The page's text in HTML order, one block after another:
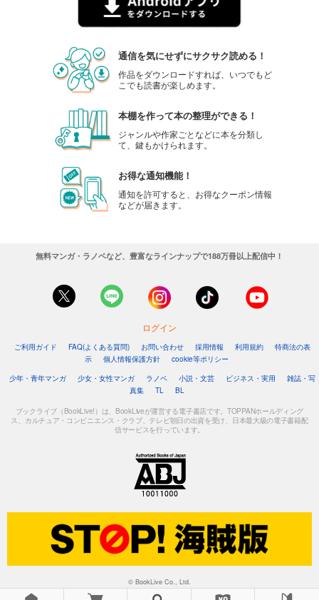
通信を気にせずにサクサク読める！
作品をダウンロードすれば、いつでもど
こでも読書が楽しめます。
本棚を作って本の整理ができる！
ジャンルや作家ごとなどに本を分類し
て、鍵もかけられます。
お得な通知機能！
通知を許可すると、お得なクーポン情報
などが届きます。
無料マンガ・ラノベなど、豊富なラインナップで188万冊以上配信中！
ログイン
ご利用ガイド FAQ(よくある質問) お問い合わせ 採用情報 利用規約
特商法の表
示
個人情報保護方針
cookie等ポリシー
少年・青年マンガ
少女・女性マンガ ラノベ 小説・文芸 ビジネス・実用
雑誌・写
真集
TL BL
ブックライブ（BookLive!）は、BookLiveが運営する電子書店です。TOPPANホールディング
ス、カルチュア・コンビニエンス・クラブ、テレビ朝日の出資を受け、日本最大級の電子書籍配
信サービスを行っています。
© BookLive Co., Ltd.